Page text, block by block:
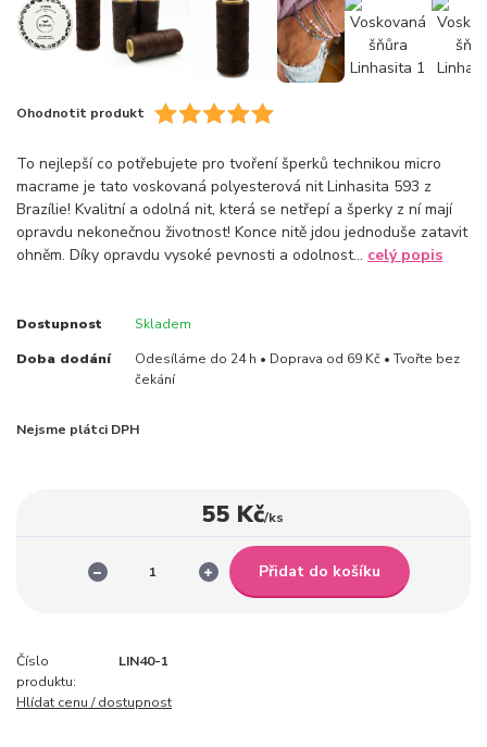
Ohodnotit produkt
To nejlepší co potřebujete pro tvoření šperků technikou micro
macrame je tato voskovaná polyesterová nit Linhasita 593 z
Brazílie! Kvalitní a odolná nit, která se netřepí a šperky z ní mají
opravdu nekonečnou životnost! Konce nitě jdou jednoduše zatavit
ohněm. Díky opravdu vysoké pevnosti a odolnost... celý popis
Dostupnost Skladem
Doba dodání
Odesíláme do 24 h • Doprava od 69 Kč • Tvořte bez
čekání
Nejsme plátci DPH
55 Kč/ks
Přidat do košíku
Číslo
produktu:
LIN40-1
Hlídat cenu / dostupnost